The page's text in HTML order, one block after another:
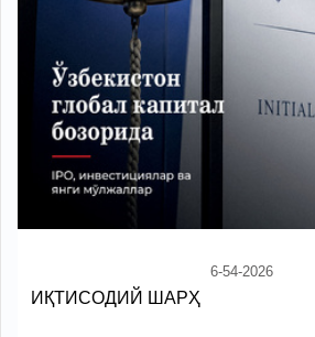
6-54-2026
ИҚТИСОДИЙ ШАРҲ